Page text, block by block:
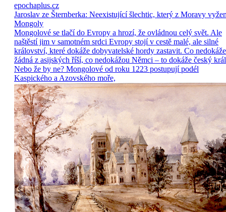
epochaplus.cz
Jaroslav ze Šternberka: Neexistující šlechtic, který z Moravy
Mongoly
Mongolové se tlačí do Evropy a hrozí, že ovládnou celý svět. Ale
naštěstí jim v samotném srdci Evropy stojí v cestě malé, ale silné
království, které dokáže dobyvatelské hordy zastavit. Co nedokáže
žádná z asijských říší, co nedokážou Němci – to dokáže český
Nebo že by ne? Mongolové od roku 1223 postupují podél
Kaspického a Azovského moře,